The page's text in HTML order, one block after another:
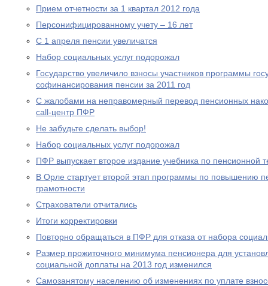
Прием отчетности за 1 квартал 2012 года
Персонифицированному учету – 16 лет
С 1 апреля пенсии увеличатся
Набор социальных услуг подорожал
Государство увеличило взносы участников программы
софинансирования пенсии за 2011 год
С жалобами на неправомерный перевод пенсионных
call-центр ПФР
Не забудьте сделать выбор!
Набор социальных услуг подорожал
ПФР выпускает второе издание учебника по пенсионной
В Орле стартует второй этап программы по повышению
грамотности
Страхователи отчитались
Итоги корректировки
Повторно обращаться в ПФР для отказа от набора
Размер прожиточного минимума пенсионера для
социальной доплаты на 2013 год изменился
Самозанятому населению об изменениях по уплате